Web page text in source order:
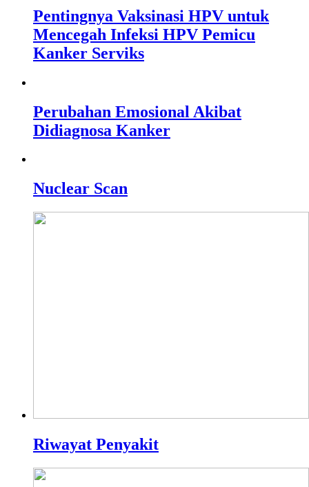
Pentingnya Vaksinasi HPV untuk
Mencegah Infeksi HPV Pemicu
Kanker Serviks
Perubahan Emosional Akibat
Didiagnosa Kanker
Nuclear Scan
Riwayat Penyakit